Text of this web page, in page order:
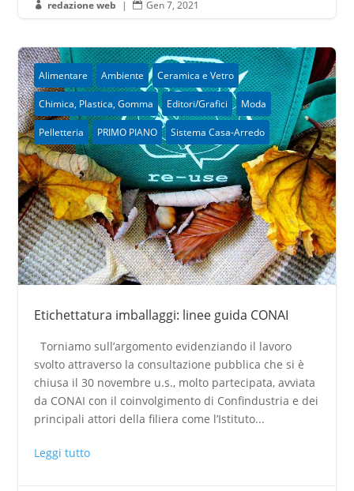
 redazione web |  Gen 7, 2021
Alimentare Ambiente Ceramica e Vetro
Chimica, Plastica, Gomma Editori/Grafici Moda
Pelletteria PRIMO PIANO Sistema Casa-Arredo
Etichettatura imballaggi: linee guida CONAI
Torniamo sull’argomento evidenziando il lavoro
svolto attraverso la consultazione pubblica che si è
chiusa il 30 novembre u.s., molto partecipata, avviata
da CONAI con il coinvolgimento di Confindustria e dei
principali attori della filiera come l’Istituto...
Leggi tutto